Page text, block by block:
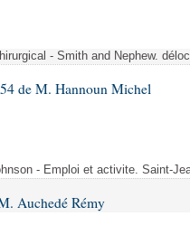
- Smith and Nephew.
de M. Hannoun Michel
- Emploi et activite. Saint-
Auchedé Rémy